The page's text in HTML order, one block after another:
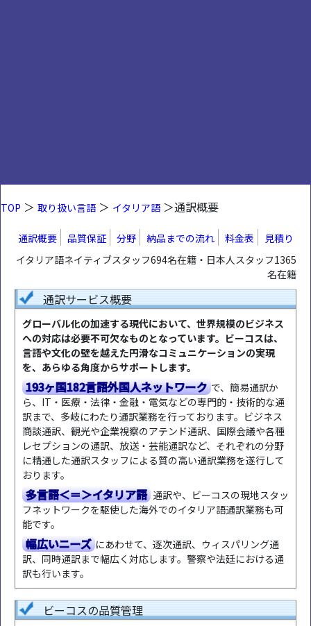
TOP ＞ 取り扱い言語＞ イタリア語＞通訳概要
通訳概要 品質保証 分野 納品までの流れ 料金表
見積り
イタリア語ネイティブスタッフ694名在籍・日本人スタッフ1365
名在籍
通訳サービス概要
グローバル化の加速する現代において、世界規模のビジネス
への対応は必要不可欠なものとなっています。ビーコスは、
言語や文化の壁を越えた円滑なコミュニケーションの実現
を、あらゆる角度からサポートします。
193ヶ国182言語外国人ネットワーク で、簡易通訳か
ら、IT・医療・法律・金融・電気などの専門的・技術的な通
訳まで、多岐にわたり通訳業務を行っております。ビジネス
商談通訳、観光や企業視察のアテンド通訳、国際会議や各種
レセプションの通訳、放送・芸能通訳など、それぞれの分野
に精通した通訳スタッフによる質の高い通訳業務を遂行して
おります。
多言語＜＝＞イタリア語 通訳や、ビーコスの現地スタッ
フネットワークを駆使した海外でのイタリア語通訳業務も可
能です。
幅広いニーズ にあわせて、逐次通訳、ウィスパリング通
訳、同時通訳まで幅広く対応します。警察や法廷における通
訳も行います。
ビーコスの品質管理